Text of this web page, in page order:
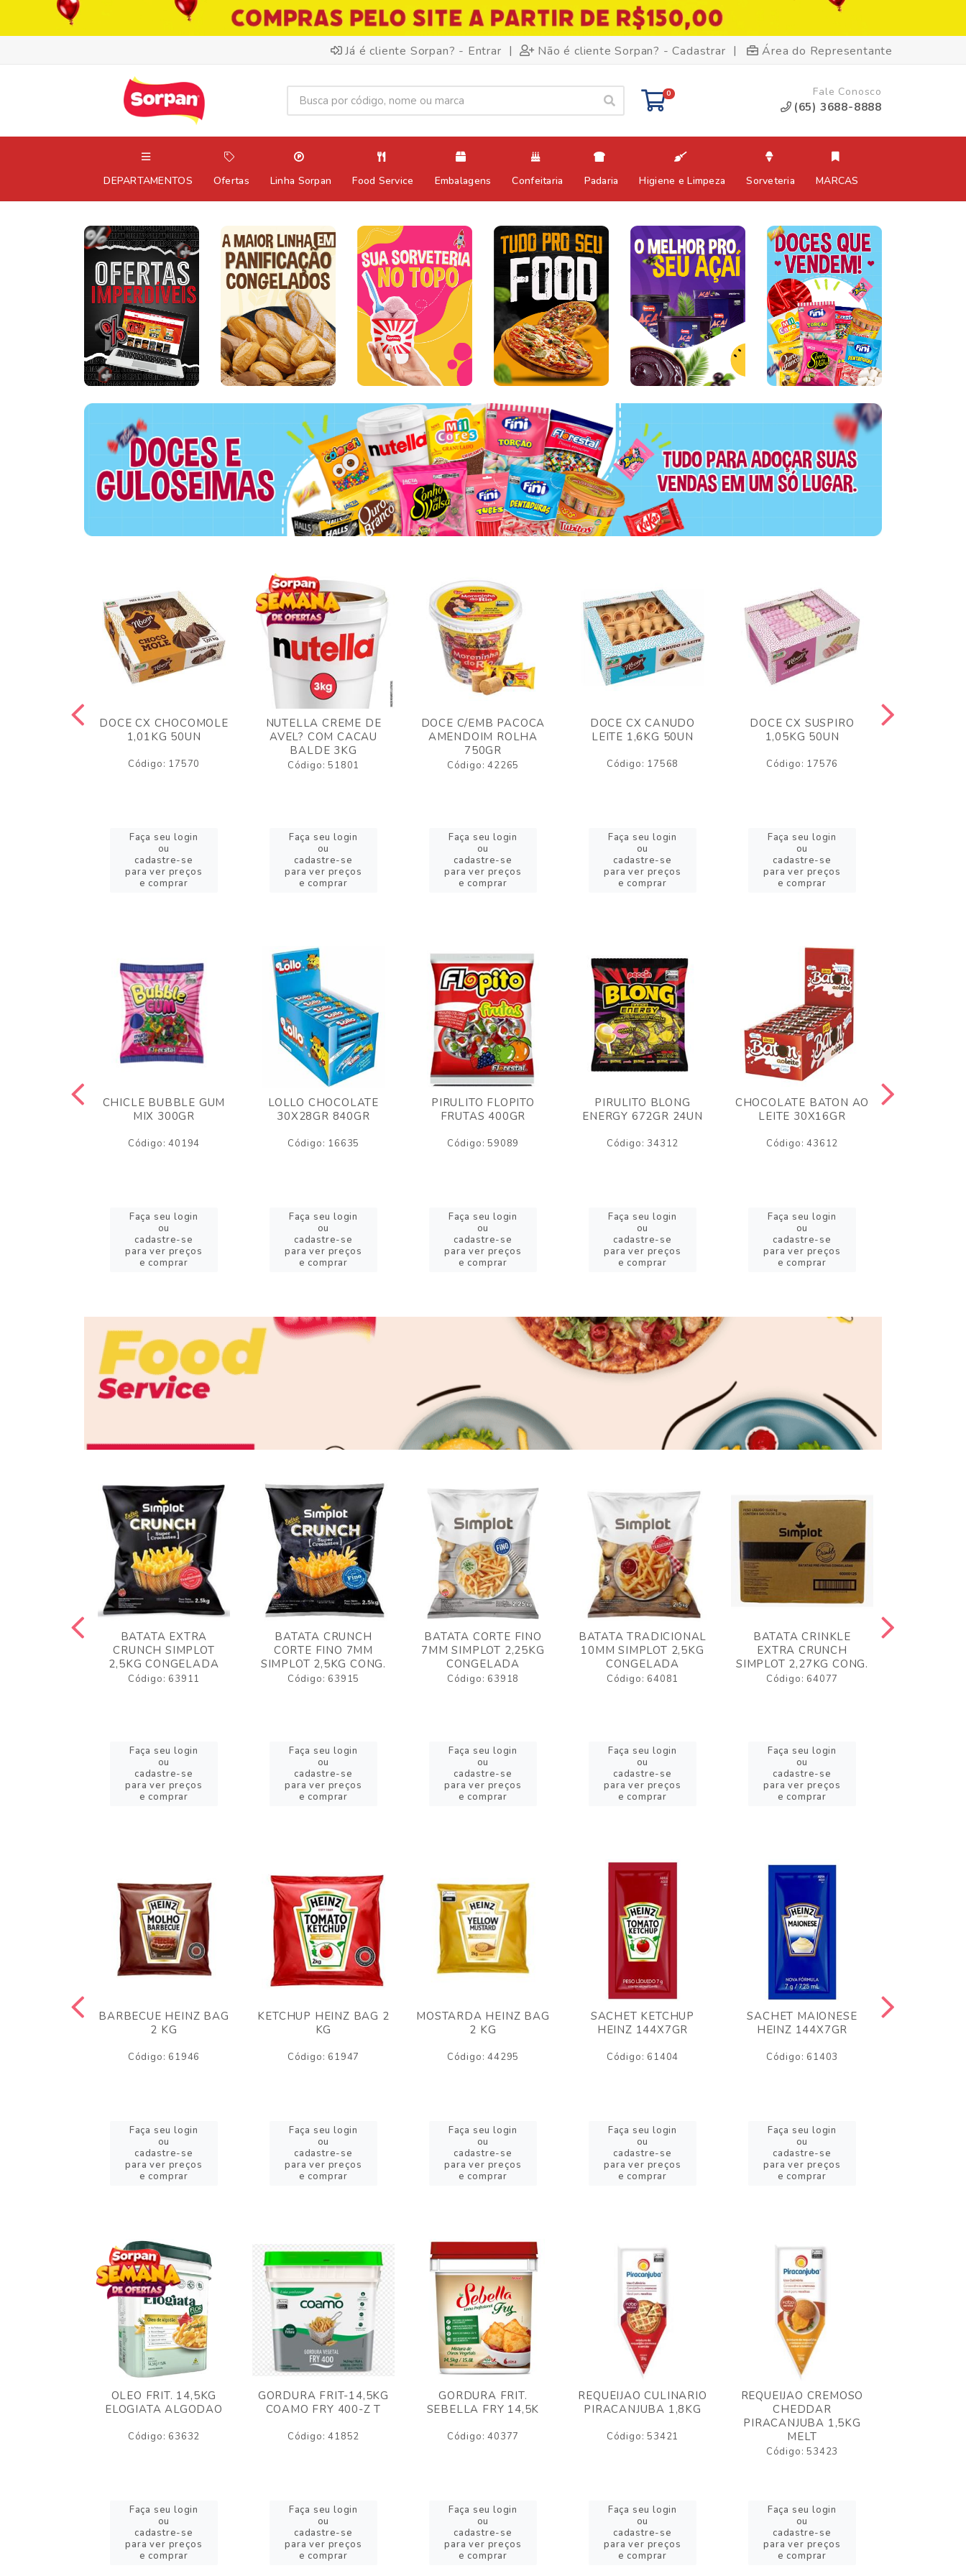
Já é cliente Sorpan? - Entrar | Não é cliente Sorpan? - Cadastrar | Área do Representante
0 Fale Conosco
(65) 3688-8888
DEPARTAMENTOS Ofertas Linha Sorpan Food Service Embalagens Confeitaria Padaria Higiene e Limpeza Sorveteria MARCAS
DOCE CX CHOCOMOLE
1,01KG 50UN
Código: 17570
Faça seu login
ou
cadastre-se
para ver preços
e comprar
NUTELLA CREME DE
AVEL? COM CACAU
BALDE 3KG
Código: 51801
Faça seu login
ou
cadastre-se
para ver preços
e comprar
DOCE C/EMB PACOCA
AMENDOIM ROLHA
750GR
Código: 42265
Faça seu login
ou
cadastre-se
para ver preços
e comprar
DOCE CX CANUDO
LEITE 1,6KG 50UN
Código: 17568
Faça seu login
ou
cadastre-se
para ver preços
e comprar
DOCE CX SUSPIRO
1,05KG 50UN
Código: 17576
Faça seu login
ou
cadastre-se
para ver preços
e comprar
CHICLE BUBBLE GUM
MIX 300GR
Código: 40194
Faça seu login
ou
cadastre-se
para ver preços
e comprar
LOLLO CHOCOLATE
30X28GR 840GR
Código: 16635
Faça seu login
ou
cadastre-se
para ver preços
e comprar
PIRULITO FLOPITO
FRUTAS 400GR
Código: 59089
Faça seu login
ou
cadastre-se
para ver preços
e comprar
PIRULITO BLONG
ENERGY 672GR 24UN
Código: 34312
Faça seu login
ou
cadastre-se
para ver preços
e comprar
CHOCOLATE BATON AO
LEITE 30X16GR
Código: 43612
Faça seu login
ou
cadastre-se
para ver preços
e comprar
BATATA EXTRA
CRUNCH SIMPLOT
2,5KG CONGELADA
Código: 63911
Faça seu login
ou
cadastre-se
para ver preços
e comprar
BATATA CRUNCH
CORTE FINO 7MM
SIMPLOT 2,5KG CONG.
Código: 63915
Faça seu login
ou
cadastre-se
para ver preços
e comprar
BATATA CORTE FINO
7MM SIMPLOT 2,25KG
CONGELADA
Código: 63918
Faça seu login
ou
cadastre-se
para ver preços
e comprar
BATATA TRADICIONAL
10MM SIMPLOT 2,5KG
CONGELADA
Código: 64081
Faça seu login
ou
cadastre-se
para ver preços
e comprar
BATATA CRINKLE
EXTRA CRUNCH
SIMPLOT 2,27KG CONG.
Código: 64077
Faça seu login
ou
cadastre-se
para ver preços
e comprar
BARBECUE HEINZ BAG
2 KG
Código: 61946
Faça seu login
ou
cadastre-se
para ver preços
e comprar
KETCHUP HEINZ BAG 2
KG
Código: 61947
Faça seu login
ou
cadastre-se
para ver preços
e comprar
MOSTARDA HEINZ BAG
2 KG
Código: 44295
Faça seu login
ou
cadastre-se
para ver preços
e comprar
SACHET KETCHUP
HEINZ 144X7GR
Código: 61404
Faça seu login
ou
cadastre-se
para ver preços
e comprar
SACHET MAIONESE
HEINZ 144X7GR
Código: 61403
Faça seu login
ou
cadastre-se
para ver preços
e comprar
OLEO FRIT. 14,5KG
ELOGIATA ALGODAO
Código: 63632
Faça seu login
ou
cadastre-se
para ver preços
e comprar
GORDURA FRIT-14,5KG
COAMO FRY 400-Z T
Código: 41852
Faça seu login
ou
cadastre-se
para ver preços
e comprar
GORDURA FRIT.
SEBELLA FRY 14,5K
Código: 40377
Faça seu login
ou
cadastre-se
para ver preços
e comprar
REQUEIJAO CULINARIO
PIRACANJUBA 1,8KG
Código: 53421
Faça seu login
ou
cadastre-se
para ver preços
e comprar
REQUEIJAO CREMOSO
CHEDDAR
PIRACANJUBA 1,5KG
MELT
Código: 53423
Faça seu login
ou
cadastre-se
para ver preços
e comprar